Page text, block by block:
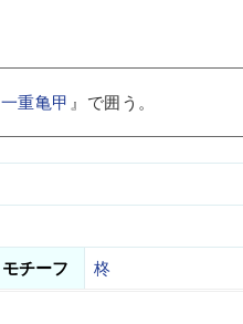
一重亀甲 』で囲う。
モチーフ
柊